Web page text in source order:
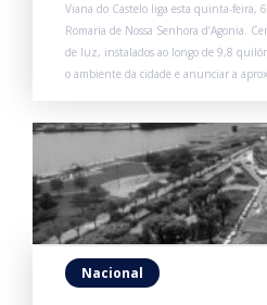
Viana do Castelo liga esta quinta-feira,
Romaria de Nossa Senhora d’Agonia.
de luz, instalados ao longo de 9,8
o ambiente da cidade e anunciar a
Nacional